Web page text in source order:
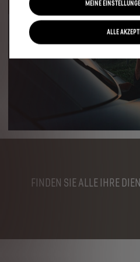
FINDEN SIE ALLE IHRE
MEINE
ALLE